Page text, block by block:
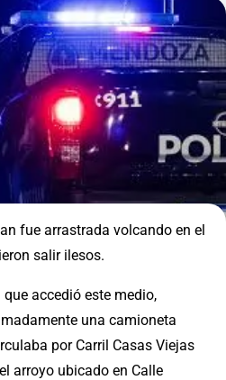
fue arrastrada volcando en el
salir ilesos.
accedió este medio,
una camioneta
por Carril Casas Viejas
arroyo ubicado en Calle